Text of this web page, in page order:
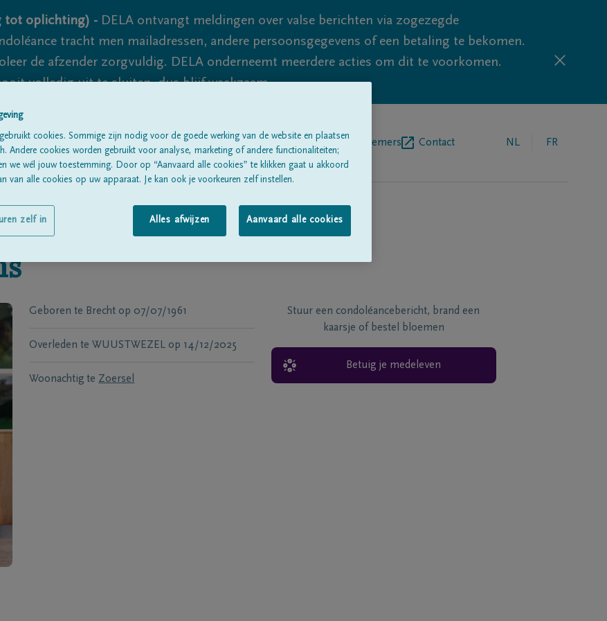
tot oplichting) - DELA ontvangt meldingen over valse berichten via zogezegde
tracht men mailadressen, andere persoonsgegevens of een betaling te bekomen.
de afzender zorgvuldig. DELA onderneemt meerdere acties om dit te voorkomen.
volledig uit te sluiten, dus blijf waakzaam.
Alle rouwberichten Begrafenisondernemers Contact NL FR
Geboren te Brecht op 07/07/1961
Overleden te WUUSTWEZEL op 14/12/2025
Woonachtig te Zoersel
Stuur een condoléancebericht, brand een
kaarsje of bestel bloemen
Betuig je medeleven
cookies. Sommige zijn nodig voor de goede werking van de website en plaatsen
Andere cookies worden gebruikt voor analyse, marketing of andere functionaliteiten;
we wél jouw toestemming. Door op “Aanvaard alle cookies” te klikken gaat u akkoord
van alle cookies op uw apparaat. Je kan ook je voorkeuren zelf instellen.
Alles afwijzen Aanvaard alle cookies
zelf in